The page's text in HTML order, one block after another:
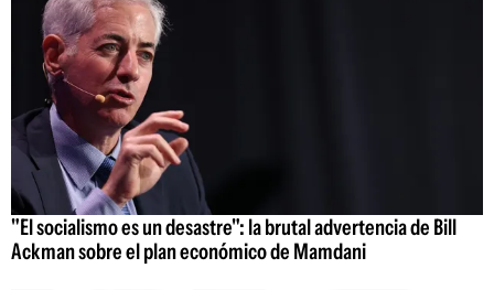
"El socialismo es un desastre": la brutal advertencia de Bill
Ackman sobre el plan económico de Mamdani